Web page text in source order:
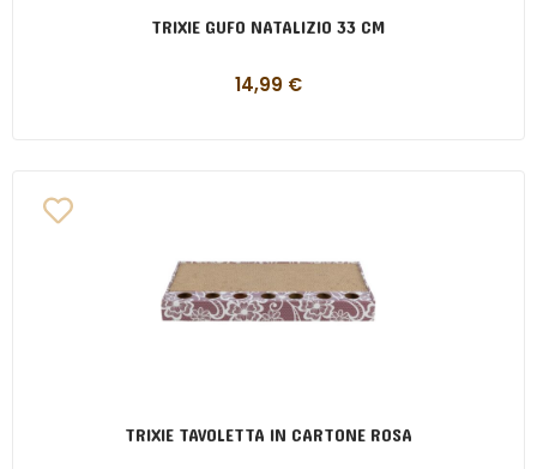
TRIXIE GUFO NATALIZIO 33 CM
14,99 €
TRIXIE TAVOLETTA IN CARTONE ROSA